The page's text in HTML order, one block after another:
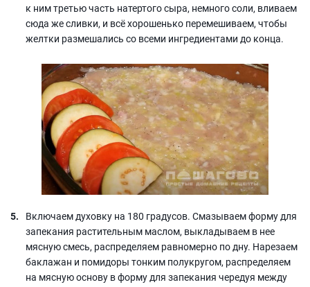
к ним третью часть натертого сыра, немного соли, вливаем
сюда же сливки, и всё хорошенько перемешиваем, чтобы
желтки размешались со всеми ингредиентами до конца.
Включаем духовку на 180 градусов. Смазываем форму для
запекания растительным маслом, выкладываем в нее
мясную смесь, распределяем равномерно по дну. Нарезаем
баклажан и помидоры тонким полукругом, распределяем
на мясную основу в форму для запекания чередуя между